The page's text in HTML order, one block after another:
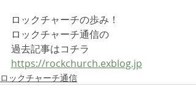
ロックチャーチの歩み！
ロックチャーチ通信の
過去記事はコチラ
https://rockchurch.exblog.jp
ロックチャーチ通信